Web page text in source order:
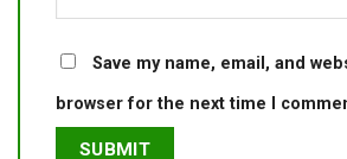
Save my name, email, and
browser for the next time I